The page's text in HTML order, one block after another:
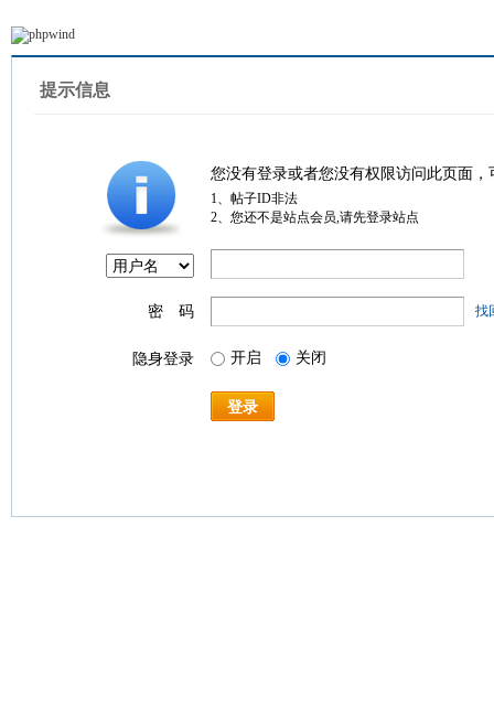
提示信息
您没有登录或者您没有权限访问此页面
1、帖子ID非法
2、您还不是站点会员,请先登录站点
密 码 找
隐身登录 开启 关闭
登录